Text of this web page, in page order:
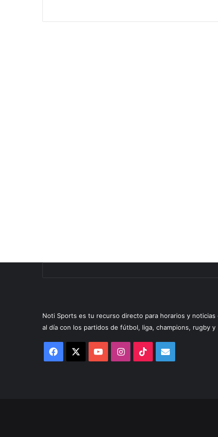
Noti Sports es tu recurso directo para horarios y
al día con los partidos de fútbol, liga, champions, rugby
Facebook YouTubeInstagram
TikTok